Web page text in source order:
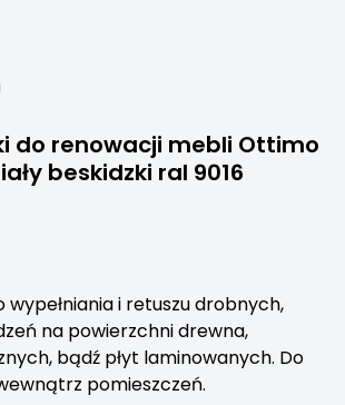
do renowacji mebli Ottimo
beskidzki ral 9016
wypełniania i retuszu drobnych,
na powierzchni drewna,
bądź płyt laminowanych. Do
pomieszczeń.